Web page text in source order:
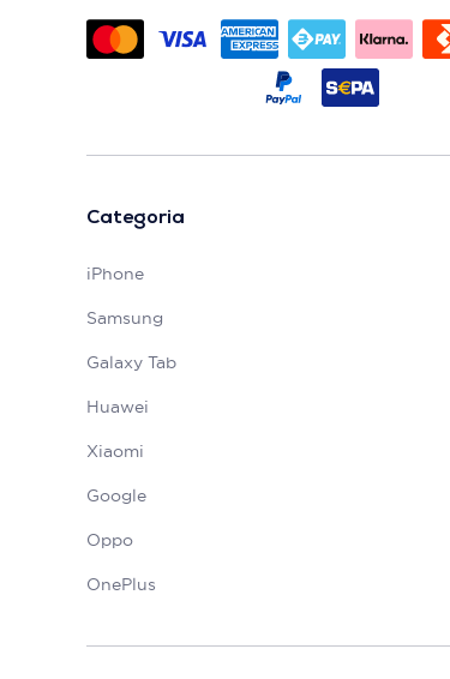
Categoria
iPhone
Samsung
Galaxy Tab
Huawei
Xiaomi
Google
Oppo
OnePlus